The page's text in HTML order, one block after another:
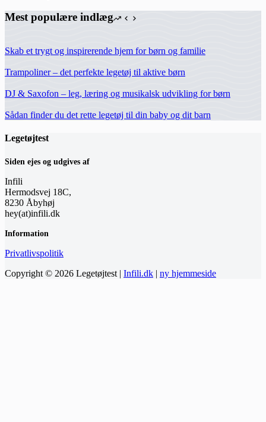
Mest populære indlæg
Skab et trygt og inspirerende hjem for børn og familie
Trampoliner – det perfekte legetøj til aktive børn
DJ & Saxofon – leg, læring og musikalsk udvikling for børn
Sådan finder du det rette legetøj til din baby og dit barn
Legetøjtest
Siden ejes og udgives af
Infili
Hermodsvej 18C,
8230 Åbyhøj
hey(at)infili.dk
Information
Privatlivspolitik
Copyright © 2026 Legetøjtest | Infili.dk | ny hjemmeside